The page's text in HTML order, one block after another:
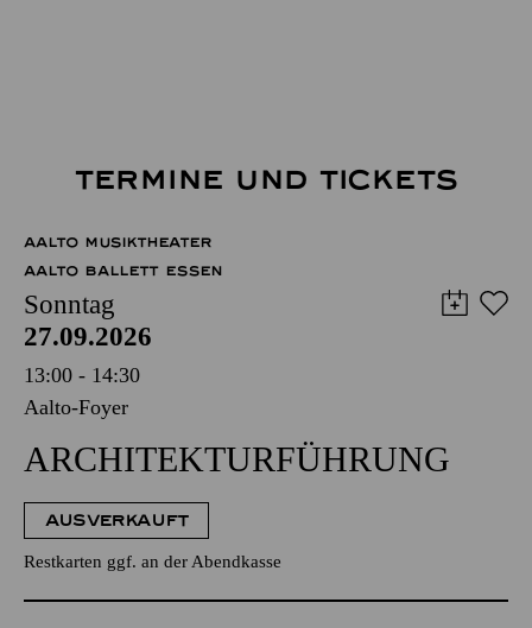
TERMINE UND TICKETS
AALTO MUSIKTHEATER
AALTO BALLETT ESSEN
Sonntag
27.09.2026
13:00 - 14:30
Aalto-Foyer
ARCHITEKTUR­FÜHRUNG
AUSVERKAUFT
Restkarten ggf. an der Abendkasse